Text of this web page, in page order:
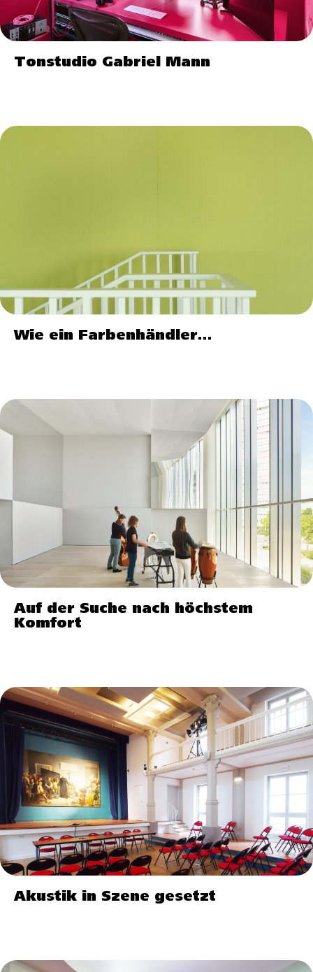
Tonstudio Gabriel Mann
Wie ein Farbenhändler…
Auf der Suche nach höchstem
Komfort
Akustik in Szene gesetzt